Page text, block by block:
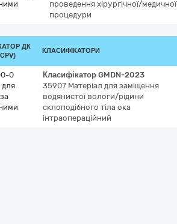
проведення хірургічної/медичної
процедури
ДК
КЛАСИФІКАТОРИ
0
для
Класифікатор GMDN-2023
35907 Матеріал для заміщення
водянистої вологи/рідини
склоподібного тіла ока
інтраопераційний